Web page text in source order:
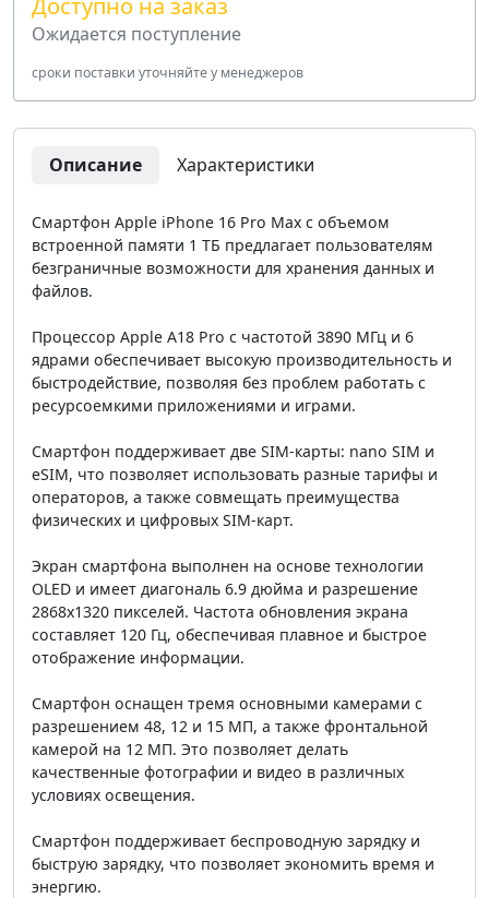
Ожидается поступление
сроки поставки уточняйте у менеджеров
Описание Характеристики
Смартфон Apple iPhone 16 Pro Max с объемом
встроенной памяти 1 ТБ предлагает пользователям
безграничные возможности для хранения данных и
файлов.
Процессор Apple A18 Pro с частотой 3890 МГц и 6
ядрами обеспечивает высокую производительность и
быстродействие, позволяя без проблем работать с
ресурсоемкими приложениями и играми.
Смартфон поддерживает две SIM-карты: nano SIM и
eSIM, что позволяет использовать разные тарифы и
операторов, а также совмещать преимущества
физических и цифровых SIM-карт.
Экран смартфона выполнен на основе технологии
OLED и имеет диагональ 6.9 дюйма и разрешение
2868x1320 пикселей. Частота обновления экрана
составляет 120 Гц, обеспечивая плавное и быстрое
отображение информации.
Смартфон оснащен тремя основными камерами с
разрешением 48, 12 и 15 МП, а также фронтальной
камерой на 12 МП. Это позволяет делать
качественные фотографии и видео в различных
условиях освещения.
Смартфон поддерживает беспроводную зарядку и
быструю зарядку, что позволяет экономить время и
энергию.